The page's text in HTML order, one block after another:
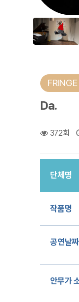
Da.
372회
단체명
작품명
공연날짜
안무가